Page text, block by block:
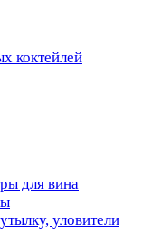
коктейлей
для вина
уловители